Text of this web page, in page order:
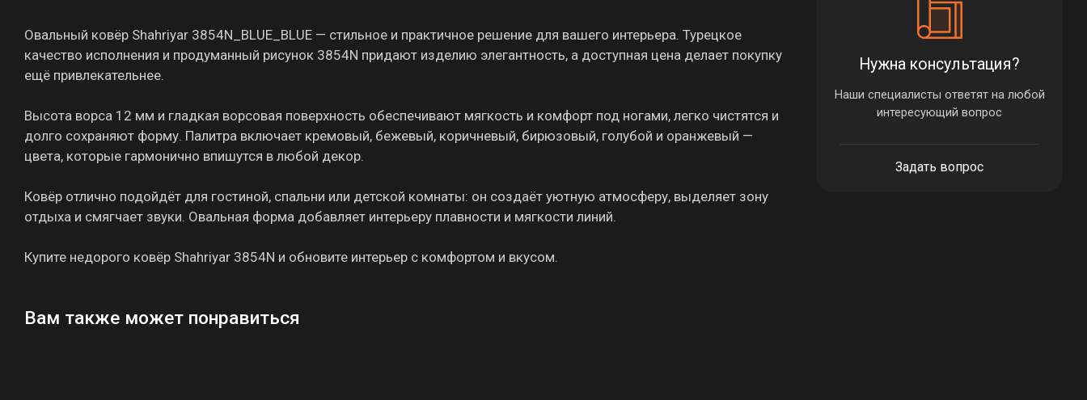
26 250.00₽
Овальный ковёр Shahriyar 3854N_BLUE_BLUE — стильное и практичное решение для вашего интерьера. Турецкое
качество исполнения и продуманный рисунок 3854N придают изделию элегантность, а доступная цена делает покупку
ещё привлекательнее.
Высота ворса 12 мм и гладкая ворсовая поверхность обеспечивают мягкость и комфорт под ногами, легко чистятся и
долго сохраняют форму. Палитра включает кремовый, бежевый, коричневый, бирюзовый, голубой и оранжевый —
цвета, которые гармонично впишутся в любой декор.
Ковёр отлично подойдёт для гостиной, спальни или детской комнаты: он создаёт уютную атмосферу, выделяет зону
отдыха и смягчает звуки. Овальная форма добавляет интерьеру плавности и мягкости линий.
Купите недорого ковёр Shahriyar 3854N и обновите интерьер с комфортом и вкусом.
Вам также может понравиться
Нужна консультация?
Наши специалисты ответят на любой
интересующий вопрос
Задать вопрос